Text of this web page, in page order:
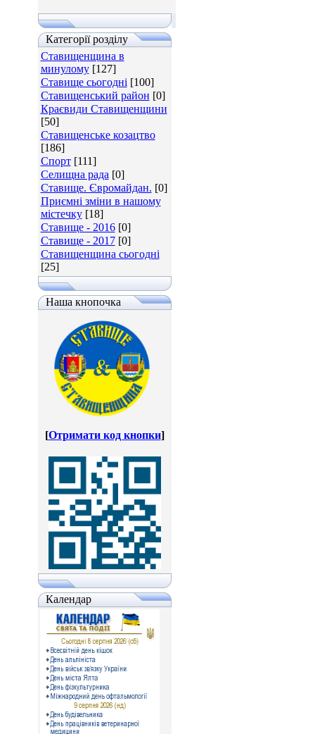
Категорії розділу
Ставищенщина в
минулому [127]
Ставище сьогодні [100]
Ставищенський район [0]
Краєвиди Ставищенщини
[50]
Ставищенське козацтво
[186]
Спорт [111]
Селищна рада [0]
Ставище. Євромайдан. [0]
Приємні зміни в нашому
містечку [18]
Ставище - 2016 [0]
Ставище - 2017 [0]
Ставищенщина сьогодні
[25]
Наша кнопочка
[Отримати код кнопки]
Календар